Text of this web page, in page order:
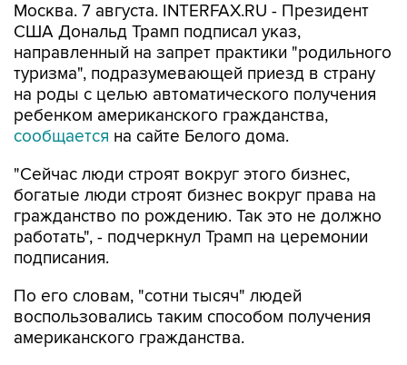
Москва. 7 августа. INTERFAX.RU - Президент
США Дональд Трамп подписал указ,
направленный на запрет практики "родильного
туризма", подразумевающей приезд в страну
на роды с целью автоматического получения
ребенком американского гражданства,
сообщается на сайте Белого дома.
"Сейчас люди строят вокруг этого бизнес,
богатые люди строят бизнес вокруг права на
гражданство по рождению. Так это не должно
работать", - подчеркнул Трамп на церемонии
подписания.
По его словам, "сотни тысяч" людей
воспользовались таким способом получения
американского гражданства.